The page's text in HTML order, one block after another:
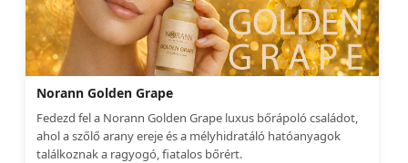
Norann Golden Grape
Fedezd fel a Norann Golden Grape luxus bőrápoló családot,
ahol a szőlő arany ereje és a mélyhidratáló hatóanyagok
találkoznak a ragyogó, fiatalos bőrért.